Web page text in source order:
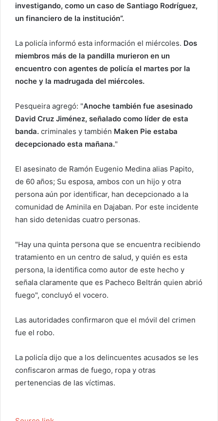
investigando, como un caso de Santiago Rodríguez,
un financiero de la institución”.
La policía informó esta información el miércoles. Dos
miembros más de la pandilla murieron en un
encuentro con agentes de policía el martes por la
noche y la madrugada del miércoles.
Pesqueira agregó: "Anoche también fue asesinado
David Cruz Jiménez, señalado como líder de esta
banda. criminales y también Maken Pie estaba
decepcionado esta mañana."
El asesinato de Ramón Eugenio Medina alias Papito,
de 60 años; Su esposa, ambos con un hijo y otra
persona aún por identificar, han decepcionado a la
comunidad de Aminila en Dajaban. Por este incidente
han sido detenidas cuatro personas.
"Hay una quinta persona que se encuentra recibiendo
tratamiento en un centro de salud, y quién es esta
persona, la identifica como autor de este hecho y
señala claramente que es Pacheco Beltrán quien abrió
fuego", concluyó el vocero.
Las autoridades confirmaron que el móvil del crimen
fue el robo.
La policía dijo que a los delincuentes acusados ​​se les
confiscaron armas de fuego, ropa y otras
pertenencias de las víctimas.